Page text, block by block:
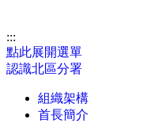
:::
點此展開選單
認識北區分署
組織架構
首長簡介